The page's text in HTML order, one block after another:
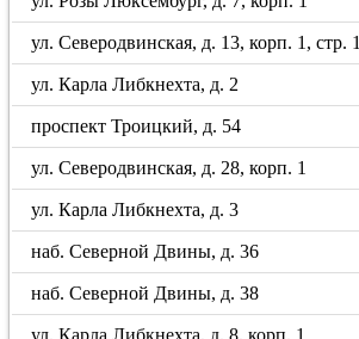
ул. Северодвинская, д. 13, корп. 1, стр. 1
ул. Карла Либкнехта, д. 2
проспект Троицкий, д. 54
ул. Северодвинская, д. 28, корп. 1
ул. Карла Либкнехта, д. 3
наб. Северной Двины, д. 36
наб. Северной Двины, д. 38
ул. Карла Либкнехта, д. 8, корп. 1